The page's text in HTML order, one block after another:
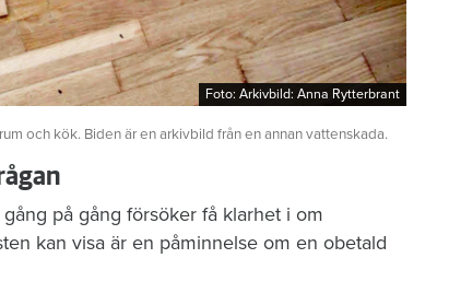
Foto: Arkivbild: Anna Rytterbrant
Foto: Arkivbild: Anna Rytterbrant
och kök. Biden är en arkivbild från en annan vattenskada.
på gång försöker få klarhet i om
kan visa är en påminnelse om en obetald